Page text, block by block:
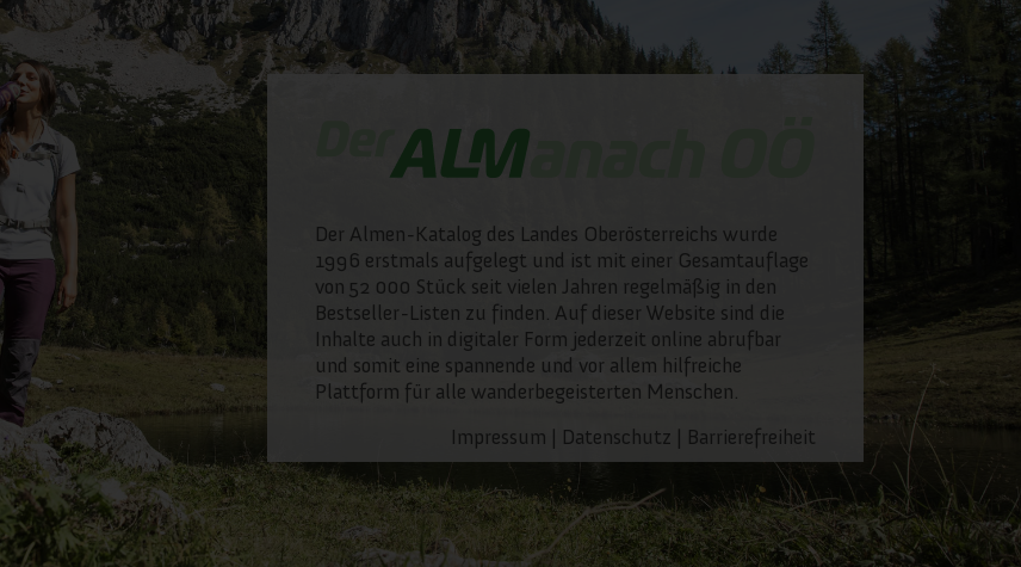
Der Almen-Katalog des Landes Oberösterreichs wurde
1996 erstmals aufgelegt und ist mit einer Gesamtauflage
von 52 000 Stück seit vielen Jahren regelmäßig in den
Bestseller-Listen zu finden. Auf dieser Website sind die
Inhalte auch in digitaler Form jederzeit online abrufbar
und somit eine spannende und vor allem hilfreiche
Plattform für alle wanderbegeisterten Menschen.
Impressum | Datenschutz | Barrierefreiheit